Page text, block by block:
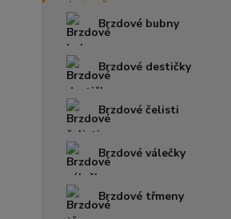
Brzdové bubny
Brzdové destičky
Brzdové čelisti
Brzdové válečky
Brzdové třmeny